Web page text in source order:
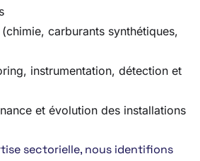
carburants synthétiques,
instrumentation, détection et
et évolution des installations
sectorielle, nous identifions